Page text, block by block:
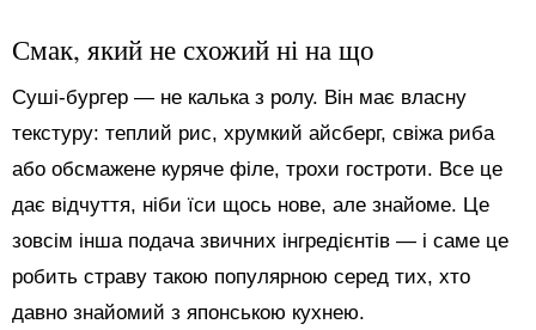
Смак, який не схожий ні на що
Суші-бургер — не калька з ролу. Він має власну
текстуру: теплий рис, хрумкий айсберг, свіжа риба
або обсмажене куряче філе, трохи гостроти. Все це
дає відчуття, ніби їси щось нове, але знайоме. Це
зовсім інша подача звичних інгредієнтів — і саме це
робить страву такою популярною серед тих, хто
давно знайомий з японською кухнею.